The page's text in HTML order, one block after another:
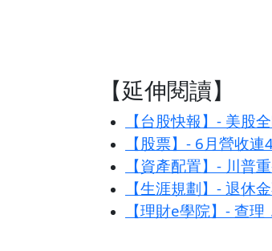
【延伸閱讀】
【台股快報】- 美股
【股票】- 6月營收
【資產配置】- 川普
【生涯規劃】- 退休
【理財e學院】- 查